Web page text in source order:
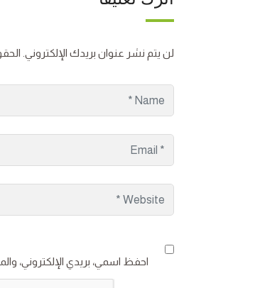
لن يتم نشر عنوان بريدك الإلكتروني.
احفظ اسمي، بريدي الإلكتروني،